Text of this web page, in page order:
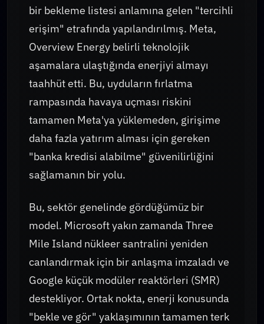
bir bekleme listesi anlamına gelen "tercihli
erişim" etrafında yapılandırılmış. Meta,
Overview Energy belirli teknolojik
aşamalara ulaştığında enerjiyi almayı
taahhüt etti. Bu, uyduların fırlatma
rampasında havaya uçması riskini
tamamen Meta'ya yüklemeden, girişime
daha fazla yatırım alması için gereken
"banka kredisi alabilme" güvenilirliğini
sağlamanın bir yolu.
Bu, sektör genelinde gördüğümüz bir
model. Microsoft yakın zamanda Three
Mile Island nükleer santralini yeniden
canlandırmak için bir anlaşma imzaladı ve
Google küçük modüler reaktörleri (SMR)
destekliyor. Ortak nokta, enerji konusunda
"bekle ve gör" yaklaşımının tamamen terk